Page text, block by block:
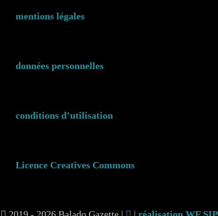
mentions légales
données personnelles
conditions d’utilisation
Licence Creatives Commons